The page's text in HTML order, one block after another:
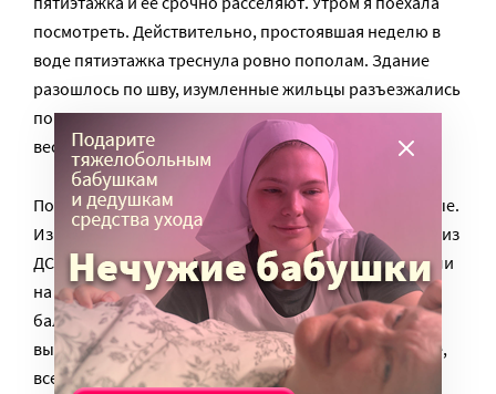
посмотреть. Действительно, простоявшая неделю в
воде пятиэтажка треснула ровно пополам. Здание
разошлось по шву, изумленные жильцы разъезжались
по родственникам и знакомым и грузили в машины
весь свой нехитрый скарб.
Помогали им молчаливые сотрудники МЧС и военные.
Из квартир забирали буквально все: старую мебель из
ДСП, пыльные фикусы, шторы, и даже полы, спускали
на веревках из окон доски, снимали ограждения
балконов. В коридоре стоял приготовленный к
выносу унитаз, в верхних этажах вынимали окна, все,
все, по мнению людей, могло пригодиться в новой